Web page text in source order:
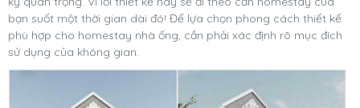
bạn suốt một thời gian dài đó! Để lựa chọn phong cách thiết kế
phù hợp cho homestay nhà ống, cần phải xác định rõ mục đích
sử dụng của không gian.